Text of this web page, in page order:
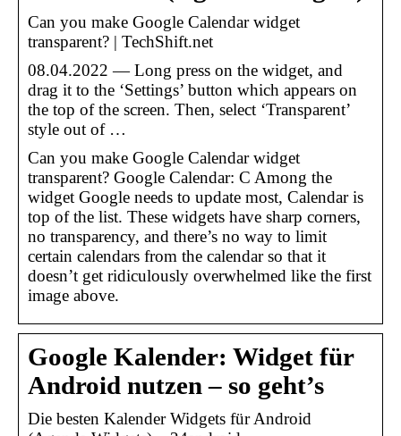
Can you make Google Calendar widget
transparent? | TechShift.net
08.04.2022 — Long press on the widget, and
drag it to the ‘Settings’ button which appears on
the top of the screen. Then, select ‘Transparent’
style out of …
Can you make Google Calendar widget
transparent? Google Calendar: C Among the
widget Google needs to update most, Calendar is
top of the list. These widgets have sharp corners,
no transparency, and there’s no way to limit
certain calendars from the calendar so that it
doesn’t get ridiculously overwhelmed like the first
image above.
Google Kalender: Widget für
Android nutzen – so geht’s
Die besten Kalender Widgets für Android